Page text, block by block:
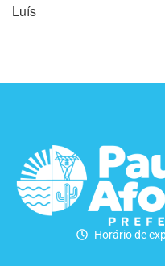
Luís
Horário de